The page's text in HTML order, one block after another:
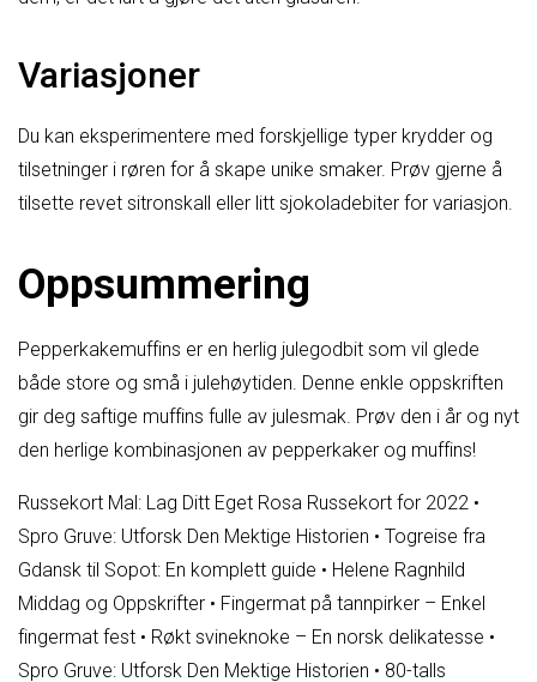
Variasjoner
Du kan eksperimentere med forskjellige typer krydder og
tilsetninger i røren for å skape unike smaker. Prøv gjerne å
tilsette revet sitronskall eller litt sjokoladebiter for variasjon.
Oppsummering
Pepperkakemuffins er en herlig julegodbit som vil glede
både store og små i julehøytiden. Denne enkle oppskriften
gir deg saftige muffins fulle av julesmak. Prøv den i år og nyt
den herlige kombinasjonen av pepperkaker og muffins!
Russekort Mal: Lag Ditt Eget Rosa Russekort for 2022 •
Spro Gruve: Utforsk Den Mektige Historien • Togreise fra
Gdansk til Sopot: En komplett guide • Helene Ragnhild
Middag og Oppskrifter • Fingermat på tannpirker – Enkel
fingermat fest • Røkt svineknoke – En norsk delikatesse •
Spro Gruve: Utforsk Den Mektige Historien • 80-talls